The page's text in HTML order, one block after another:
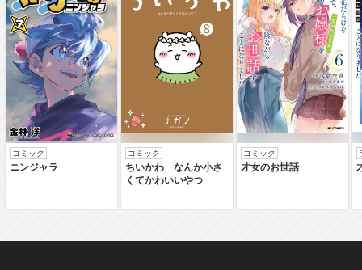
コミック
ニンジャラ
コミック
ちいかわ なんか小さ
くてかわいいやつ
コミック
才女のお世話